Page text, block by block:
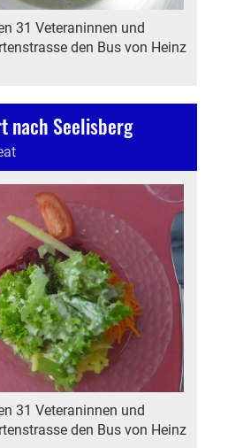
31 Veteraninnen und
den Bus von Heinz
nach Seelisberg
31 Veteraninnen und
den Bus von Heinz